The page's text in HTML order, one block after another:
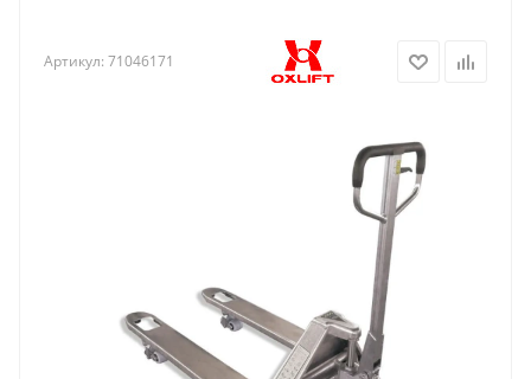
Артикул: 71046171